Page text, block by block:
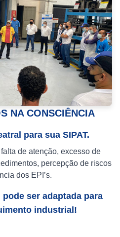
NA CONSCIÊNCIA
para sua SIPAT.
de atenção, excesso de
percepção de riscos
dos EPI’s.
ser adaptada para
industrial!